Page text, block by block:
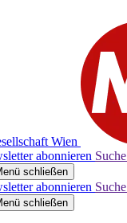
Wien
abonnieren Suche
schließen
abonnieren Suche
schließen